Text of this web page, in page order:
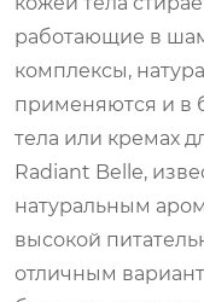
работающие в
комплексы,
применяются и в
тела или кремах
Radiant Belle,
натуральным
высокой
отличным